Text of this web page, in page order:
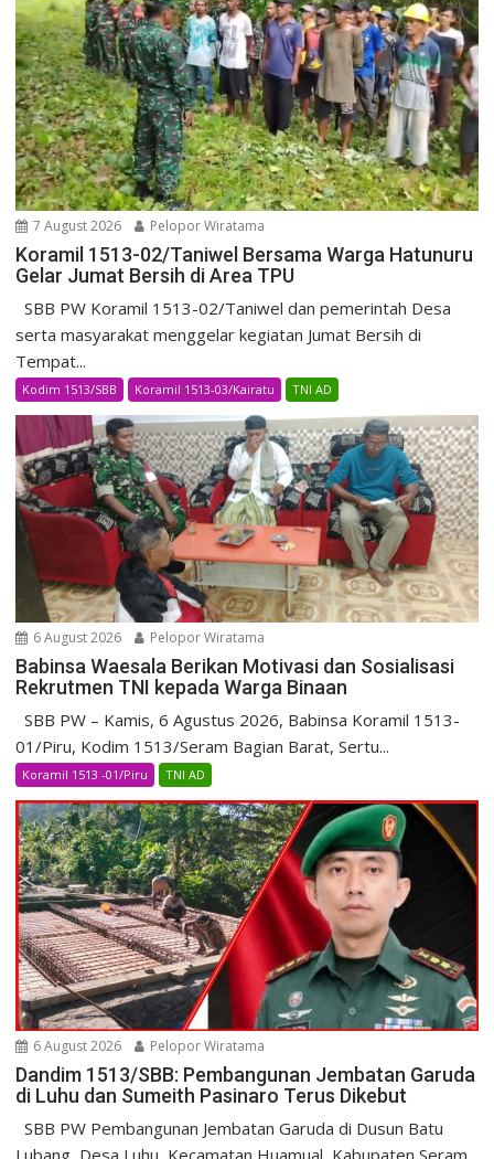
7 August 2026 Pelopor Wiratama
Koramil 1513-02/Taniwel Bersama Warga Hatunuru
Gelar Jumat Bersih di Area TPU
SBB PW Koramil 1513-02/Taniwel dan pemerintah Desa
serta masyarakat menggelar kegiatan Jumat Bersih di
Tempat...
Kodim 1513/SBB Koramil 1513-03/Kairatu TNI AD
6 August 2026 Pelopor Wiratama
Babinsa Waesala Berikan Motivasi dan Sosialisasi
Rekrutmen TNI kepada Warga Binaan
SBB PW – Kamis, 6 Agustus 2026, Babinsa Koramil 1513-
01/Piru, Kodim 1513/Seram Bagian Barat, Sertu...
Koramil 1513 -01/Piru TNI AD
6 August 2026 Pelopor Wiratama
Dandim 1513/SBB: Pembangunan Jembatan Garuda
di Luhu dan Sumeith Pasinaro Terus Dikebut
SBB PW Pembangunan Jembatan Garuda di Dusun Batu
Lubang, Desa Luhu, Kecamatan Huamual, Kabupaten Seram...